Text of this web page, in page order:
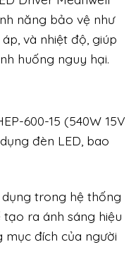
năng bảo vệ như
và nhiệt độ, giúp
huống nguy hại.
600-15 (540W 15V
đèn LED, bao
dụng trong hệ thống
ra ánh sáng hiệu
mục đích của người